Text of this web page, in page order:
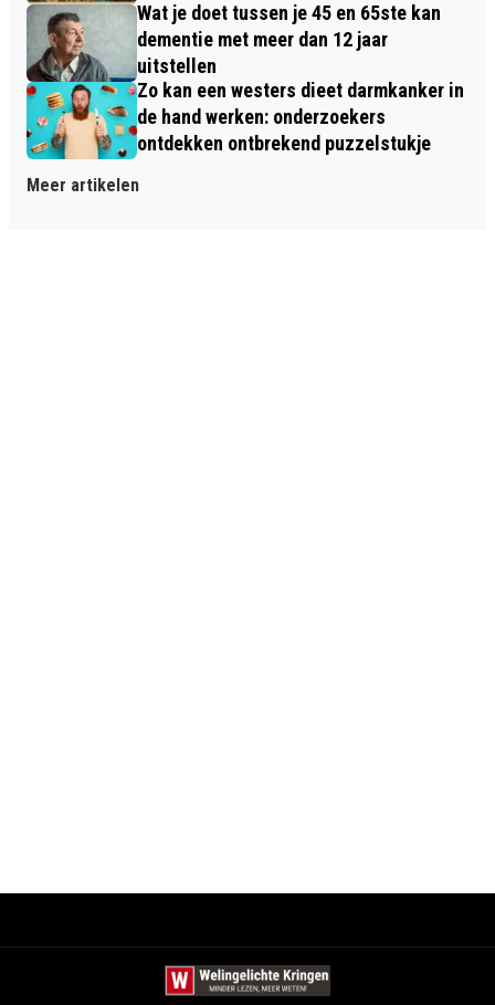
Wat je doet tussen je 45 en 65ste kan
dementie met meer dan 12 jaar
uitstellen
Zo kan een westers dieet darmkanker in
de hand werken: onderzoekers
ontdekken ontbrekend puzzelstukje
Meer artikelen